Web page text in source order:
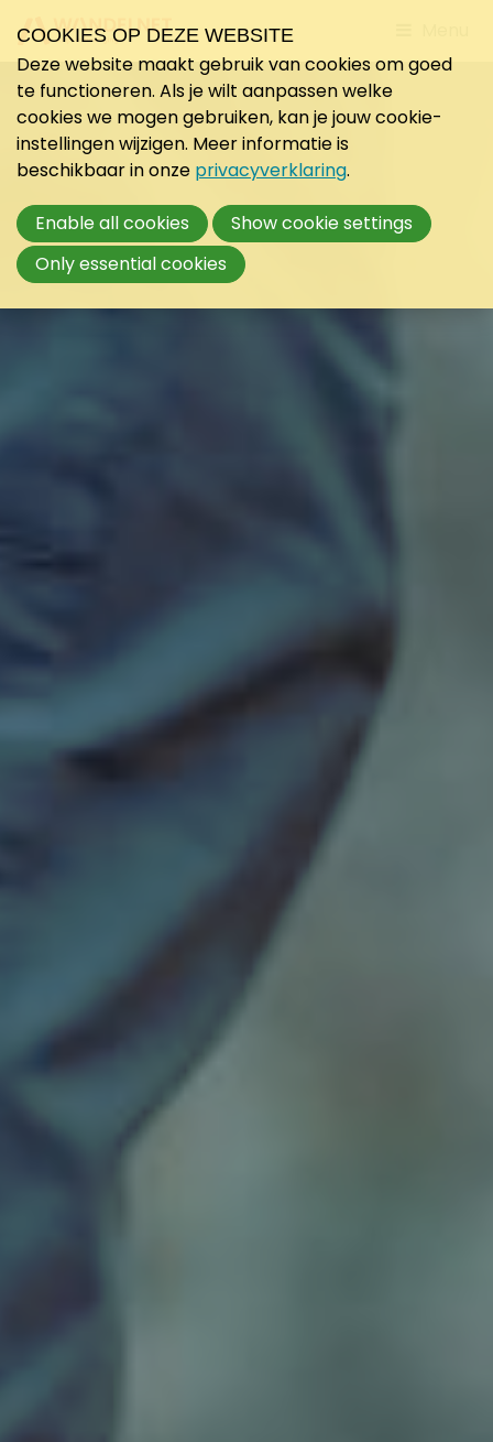
to
COOKIES OP DEZE WEBSITE
Deze website maakt gebruik van cookies om goed
te functioneren. Als je wilt aanpassen welke
cookies we mogen gebruiken, kan je jouw cookie-
instellingen wijzigen. Meer informatie is
beschikbaar in onze privacyverklaring.
Enable all cookies
Show cookie settings
Only essential cookies